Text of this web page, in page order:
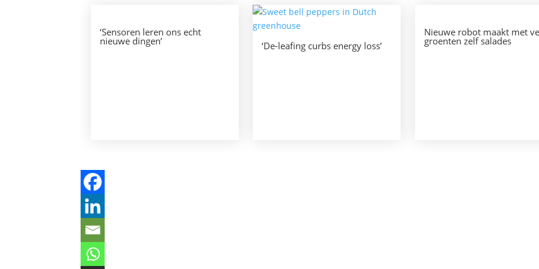
‘Sensoren leren ons echt
nieuwe dingen’ ‘De-leafing curbs energy loss’
Nieuwe robot maakt met
groenten zelf salades